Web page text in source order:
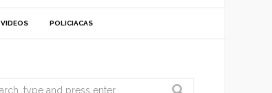
VIDEOS POLICIACAS